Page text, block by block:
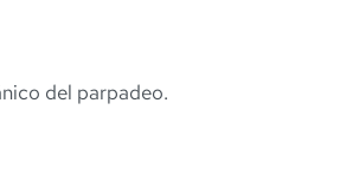
del parpadeo.